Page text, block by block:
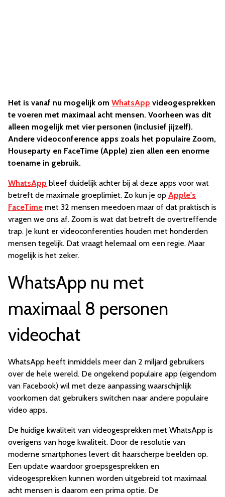
Het is vanaf nu mogelijk om WhatsApp videogesprekken
te voeren met maximaal acht mensen. Voorheen was dit
alleen mogelijk met vier personen (inclusief jijzelf).
Andere videoconference apps zoals het populaire Zoom,
Houseparty en FaceTime (Apple) zien allen een enorme
toename in gebruik.
WhatsApp bleef duidelijk achter bij al deze apps voor wat
betreft de maximale groeplimiet. Zo kun je op Apple's
FaceTime met 32 mensen meedoen maar of dat praktisch is
vragen we ons af. Zoom is wat dat betreft de overtreffende
trap. Je kunt er videoconferenties houden met honderden
mensen tegelijk. Dat vraagt helemaal om een regie. Maar
mogelijk is het zeker.
WhatsApp nu met
maximaal 8 personen
videochat
WhatsApp heeft inmiddels meer dan 2 miljard gebruikers
over de hele wereld. De ongekend populaire app (eigendom
van Facebook) wil met deze aanpassing waarschijnlijk
voorkomen dat gebruikers switchen naar andere populaire
video apps.
De huidige kwaliteit van videogesprekken met WhatsApp is
overigens van hoge kwaliteit. Door de resolutie van
moderne smartphones levert dit haarscherpe beelden op.
Een update waardoor groepsgesprekken en
videogesprekken kunnen worden uitgebreid tot maximaal
acht mensen is daarom een prima optie. De